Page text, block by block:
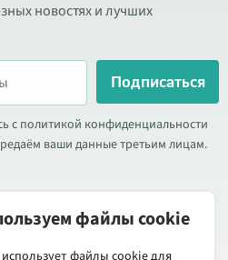
новостях и лучших
Подписаться
с политикой конфиденциальности
ваши данные третьим лицам.
акциях, новых
файлы cookie